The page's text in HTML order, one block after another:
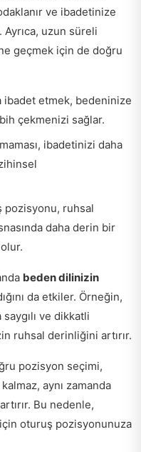
ve ibadetinize
uzun süreli
geçmek için de doğru
ibadet etmek, bedeninize
çekmenizi sağlar.
ibadetinizi daha
pozisyonu, ruhsal
daha derin bir
beden dilinizin
da etkiler. Örneğin,
ve dikkatli
ruhsal derinliğini artırır.
pozisyon seçimi,
aynı zamanda
Bu nedenle,
oturuş pozisyonunuza